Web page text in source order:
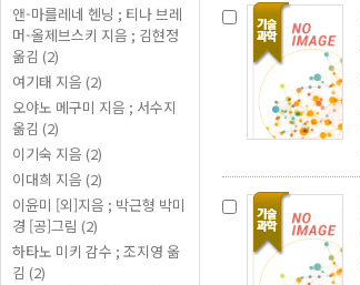
앤-마를레네 헨닝 ; 티나 브레
머-올제브스키 지음 ; 김현정
옮김 (2)
여기태 지음 (2)
오야노 메구미 지음 ; 서수지
옮김 (2)
이기숙 지음 (2)
이대희 지음 (2)
이윤미 [외]지음 ; 박근형 박미
경 [공]그림 (2)
하타노 미키 감수 ; 조지영 옮
김 (2)